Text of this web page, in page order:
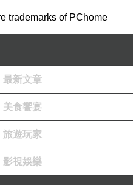
常大、非常
違反了所有
學和生理規
生在短短八
懷上孕的大
trademarks of PChome
最新文章
美食饗宴
旅遊玩家
影視娛樂